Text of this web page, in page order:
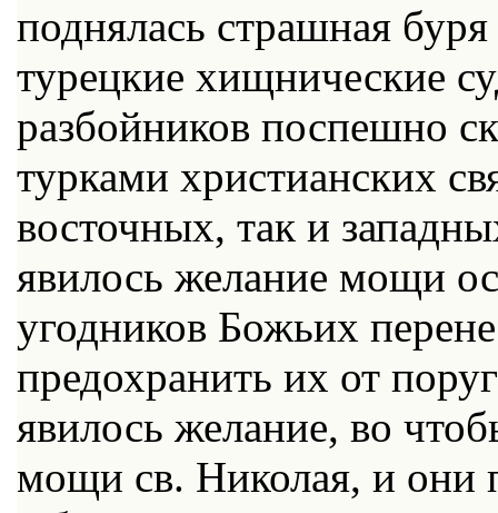
поднялась страшная
турецкие хищнические
разбойников поспешно
турками христианских
восточных, так и
явилось желание мощи
угодников Божьих
предохранить их от
явилось желание, во
мощи св. Николая, и они